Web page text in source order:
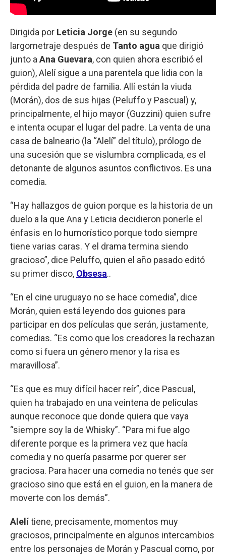
Dirigida por Leticia Jorge (en su segundo
largometraje después de Tanto agua que dirigió
junto a Ana Guevara, con quien ahora escribió el
guion), Alelí sigue a una parentela que lidia con la
pérdida del padre de familia. Allí están la viuda
(Morán), dos de sus hijas (Peluffo y Pascual) y,
principalmente, el hijo mayor (Guzzini) quien sufre
e intenta ocupar el lugar del padre. La venta de una
casa de balneario (la “Alelí” del título), prólogo de
una sucesión que se vislumbra complicada, es el
detonante de algunos asuntos conflictivos. Es una
comedia.
“Hay hallazgos de guion porque es la historia de un
duelo a la que Ana y Leticia decidieron ponerle el
énfasis en lo humorístico porque todo siempre
tiene varias caras. Y el drama termina siendo
gracioso”, dice Peluffo, quien el año pasado editó
su primer disco, Obsesa..
“En el cine uruguayo no se hace comedia”, dice
Morán, quien está leyendo dos guiones para
participar en dos películas que serán, justamente,
comedias. “Es como que los creadores la rechazan
como si fuera un género menor y la risa es
maravillosa”.
“Es que es muy difícil hacer reír”, dice Pascual,
quien ha trabajado en una veintena de películas
aunque reconoce que donde quiera que vaya
“siempre soy la de Whisky”. “Para mi fue algo
diferente porque es la primera vez que hacía
comedia y no quería pasarme por querer ser
graciosa. Para hacer una comedia no tenés que ser
gracioso sino que está en el guion, en la manera de
moverte con los demás”.
Alelítiene, precisamente, momentos muy
graciosos, principalmente en algunos intercambios
entre los personajes de Morán y Pascual como, por